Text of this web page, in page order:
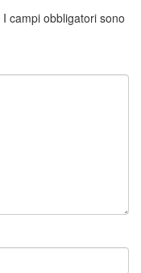
I campi obbligatori sono